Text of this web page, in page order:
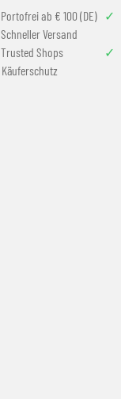
Portofrei ab € 100 (DE)
Schneller Versand
Trusted Shops
Käuferschutz